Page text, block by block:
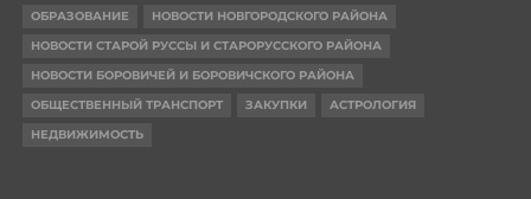
ОБРАЗОВАНИЕ
НОВОСТИ НОВГОРОДСКОГО РАЙОНА
НОВОСТИ СТАРОЙ РУССЫ И СТАРОРУССКОГО РАЙОНА
НОВОСТИ БОРОВИЧЕЙ И БОРОВИЧСКОГО РАЙОНА
ОБЩЕСТВЕННЫЙ ТРАНСПОРТ
ЗАКУПКИ
АСТРОЛОГИЯ
НЕДВИЖИМОСТЬ